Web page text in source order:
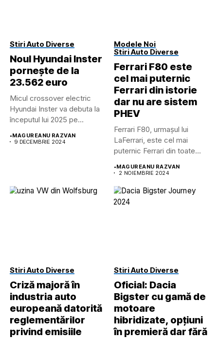
Stiri Auto Diverse
Noul Hyundai Inster
pornește de la
23.562 euro
Micul crossover electric
Hyundai Inster va debuta la
începutul lui 2025 pe...
•MAGUREANU RAZVAN
9 DECEMBRIE 2024
Modele Noi
Stiri Auto Diverse
Ferrari F80 este
cel mai puternic
Ferrari din istorie
dar nu are sistem
PHEV
Ferrari F80, urmașul lui
LaFerrari, este cel mai
puternic Ferrari din toate...
•MAGUREANU RAZVAN
2 NOIEMBRIE 2024
Stiri Auto Diverse
Criză majoră în
industria auto
europeană datorită
reglementărilor
privind emisiile
Stiri Auto Diverse
Oficial: Dacia
Bigster cu gamă de
motoare
hibridizate, opțiuni
în premieră dar fără